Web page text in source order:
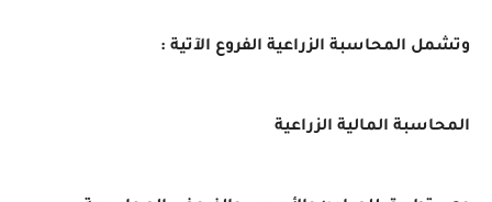
وتشمل المحاسبة الزراعية الفروع الآتية :
المحاسبة المالية الزراعية